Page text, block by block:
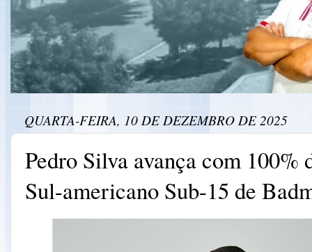
QUARTA-FEIRA, 10 DE DEZEMBRO DE 2025
Pedro Silva avança com 100%
Sul-americano Sub-15 de